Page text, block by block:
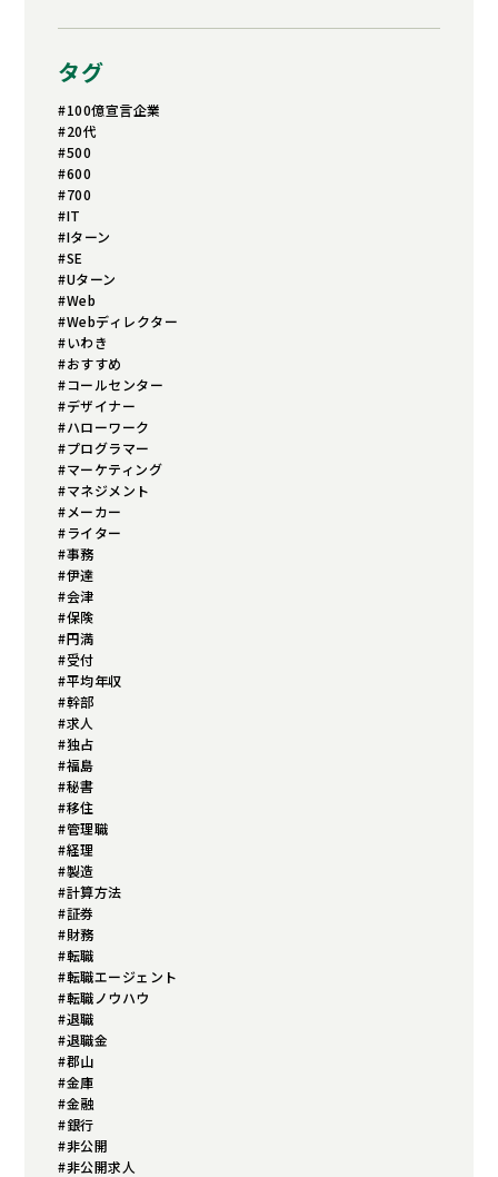
タグ
#100億宣言企業
#20代
#500
#600
#700
#IT
#Iターン
#SE
#Uターン
#Web
#Webディレクター
#いわき
#おすすめ
#コールセンター
#デザイナー
#ハローワーク
#プログラマー
#マーケティング
#マネジメント
#メーカー
#ライター
#事務
#伊達
#会津
#保険
#円満
#受付
#平均年収
#幹部
#求人
#独占
#福島
#秘書
#移住
#管理職
#経理
#製造
#計算方法
#証券
#財務
#転職
#転職エージェント
#転職ノウハウ
#退職
#退職金
#郡山
#金庫
#金融
#銀行
#非公開
#非公開求人